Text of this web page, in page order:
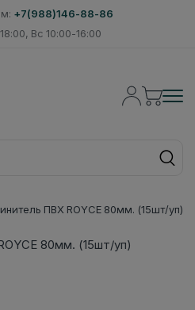
+7(988)146-88-86
Вс 10:00-16:00
ПВХ ROYCE 80мм. (15шт/уп)